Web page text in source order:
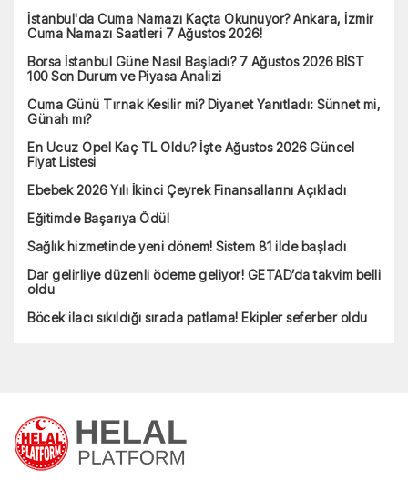
İstanbul'da Cuma Namazı Kaçta Okunuyor? Ankara, İzmir
Cuma Namazı Saatleri 7 Ağustos 2026!
Borsa İstanbul Güne Nasıl Başladı? 7 Ağustos 2026 BİST
100 Son Durum ve Piyasa Analizi
Cuma Günü Tırnak Kesilir mi? Diyanet Yanıtladı: Sünnet mi,
Günah mı?
En Ucuz Opel Kaç TL Oldu? İşte Ağustos 2026 Güncel
Fiyat Listesi
Ebebek 2026 Yılı İkinci Çeyrek Finansallarını Açıkladı
Eğitimde Başarıya Ödül
Sağlık hizmetinde yeni dönem! Sistem 81 ilde başladı
Dar gelirliye düzenli ödeme geliyor! GETAD’da takvim belli
oldu
Böcek ilacı sıkıldığı sırada patlama! Ekipler seferber oldu